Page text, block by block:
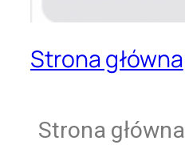
Strona główna
Strona główna